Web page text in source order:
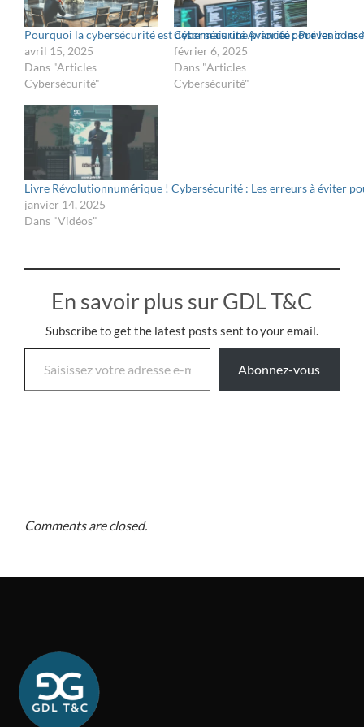
Pourquoi la cybersécurité est désormais une priorité pour les
avril 15, 2025
Dans "Articles
Cybersécurité"
Cybersécurité Avancée : Prévenir les
février 6, 2025
Dans "Articles
Cybersécurité"
Livre Révolutionnumérique ! Cybersécurité : Les erreurs à éviter
janvier 14, 2025
Dans "Vidéos"
En savoir plus sur GDL T&C
Subscribe to get the latest posts sent to your email.
Abonnez-vous
Comments are closed.